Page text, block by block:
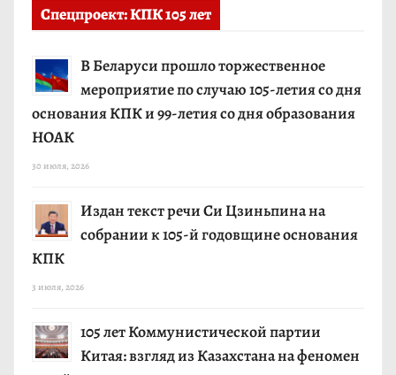
Спецпроект: КПК 105 лет
В Беларуси прошло торжественное
мероприятие по случаю 105-летия со дня
основания КПК и 99-летия со дня образования
НОАК
30 июля, 2026
Издан текст речи Си Цзиньпина на
собрании к 105-й годовщине основания
КПК
3 июля, 2026
105 лет Коммунистической партии
Китая: взгляд из Казахстана на феномен